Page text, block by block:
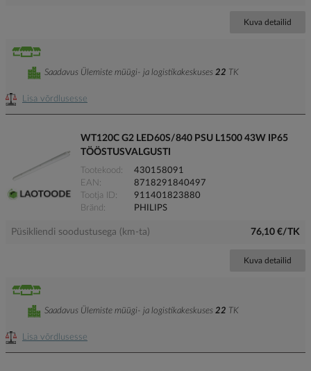
Kuva detailid
Lisa võrdlusesse
Saadavus Ülemiste müügi- ja logistikakeskuses 22 TK
WT120C G2 LED60S/840 PSU L1500 43W IP65
TÖÖSTUSVALGUSTI
Tootekood
430158091
EAN
8718291840497
Tootja ID
911401823880
Bränd
PHILIPS
Püsikliendi soodustusega (km-ta) 76,10 €/TK
Kuva detailid
Lisa võrdlusesse
Saadavus Ülemiste müügi- ja logistikakeskuses 22 TK